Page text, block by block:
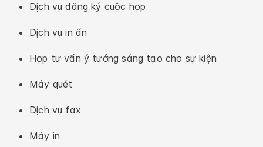
Dịch vụ đăng ký cuộc họp
Dịch vụ in ấn
Họp tư vấn ý tưởng sáng tạo cho sự kiện
Máy quét
Dịch vụ fax
Máy in